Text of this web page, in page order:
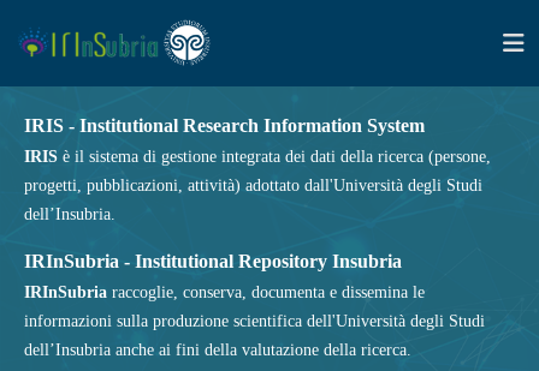
IRIS - Institutional Research Information System
IRIS è il sistema di gestione integrata dei dati della ricerca (persone,
progetti, pubblicazioni, attività) adottato dall'Università degli Studi
dell’Insubria.
IRInSubria - Institutional Repository Insubria
IRInSubria raccoglie, conserva, documenta e dissemina le
informazioni sulla produzione scientifica dell'Università degli Studi
dell’Insubria anche ai fini della valutazione della ricerca.